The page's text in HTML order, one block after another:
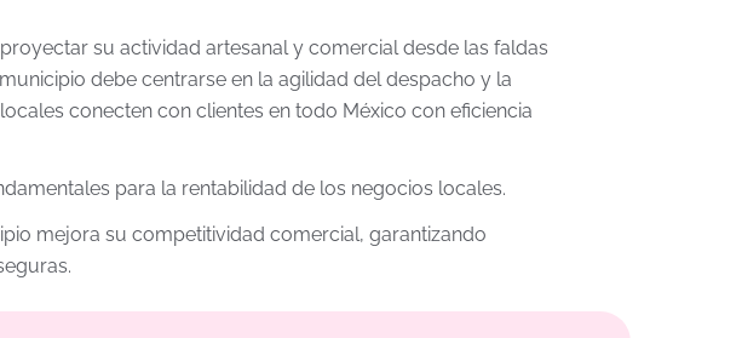
su actividad artesanal y comercial desde las faldas
debe centrarse en la agilidad del despacho y la
conecten con clientes en todo México con eficiencia
para la rentabilidad de los negocios locales.
mejora su competitividad comercial, garantizando